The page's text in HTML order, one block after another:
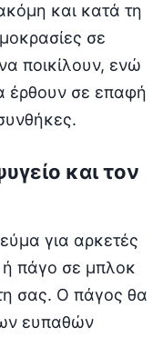
και κατά τη
σε
ποικίλουν, ενώ
έρθουν σε επαφή
και τον
για αρκετές
πάγο σε μπλοκ
σας. Ο πάγος θα
ευπαθών